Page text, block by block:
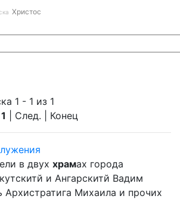
Христос
1 - 1 из 1
1 | След. | Конец
в двух храмах города
и Ангарскитй Вадим
Архистратига Михаила и прочих